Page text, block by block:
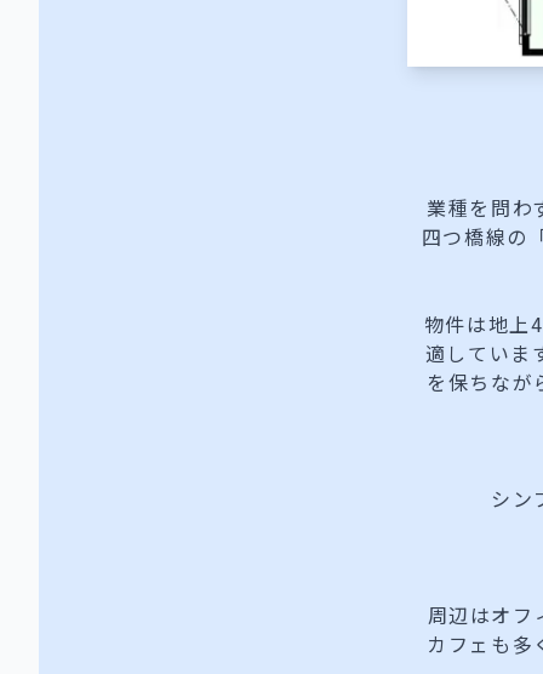
業種を問わ
四つ橋線の
物件は地上
適していま
を保ちなが
シン
周辺はオフ
カフェも多